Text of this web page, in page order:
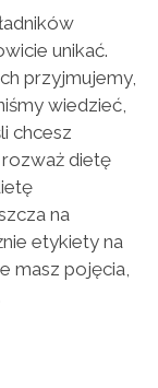
unikać.
przyjmujemy,
wiedzieć,
chcesz
dietę
na
etykiety na
masz pojęcia,